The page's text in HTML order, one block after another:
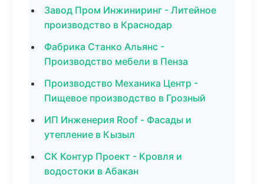
Завод Пром Инжиниринг - Литейное
производство в Краснодар
Фабрика Станко Альянс -
Производство мебели в Пенза
Производство Механика Центр -
Пищевое производство в Грозный
ИП Инженерия Roof - Фасады и
утепление в Кызыл
СК Контур Проект - Кровля и
водостоки в Абакан